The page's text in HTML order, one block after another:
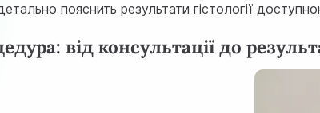
пояснить результати гістології
від консультації до